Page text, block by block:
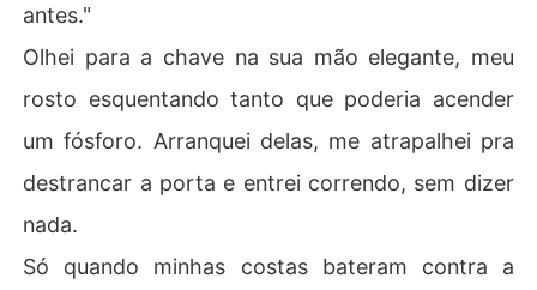
antes."
Olhei para a chave na sua mão elegante, meu
rosto esquentando tanto que poderia acender
um fósforo. Arranquei delas, me atrapalhei pra
destrancar a porta e entrei correndo, sem dizer
nada.
Só quando minhas costas bateram contra a